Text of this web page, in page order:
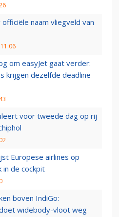
naam vliegveld van
om easyJet gaat verder:
krijgen dezelfde deadline
voor tweede dag op rij
Europese airlines op
in de cockpit
boven IndiGo:
widebody-vloot weg